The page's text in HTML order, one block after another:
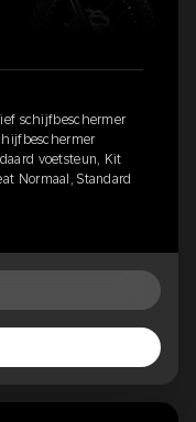
schijfbeschermer
voetsteun, Kit
Normaal, Standard